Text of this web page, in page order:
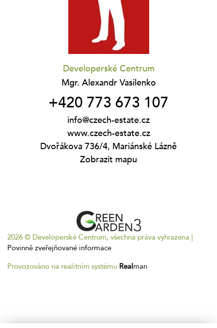
Developerské Centrum
Mgr. Alexandr Vasilenko
+420 773 673 107
info@czech-estate.cz
www.czech-estate.cz
Dvořákova 736/4, Mariánské Lázně
Zobrazit mapu
2026 © Developerské Centrum, všechna práva vyhrazena |
Povinně zveřejňované informace
Provozováno na realitním systému Realman